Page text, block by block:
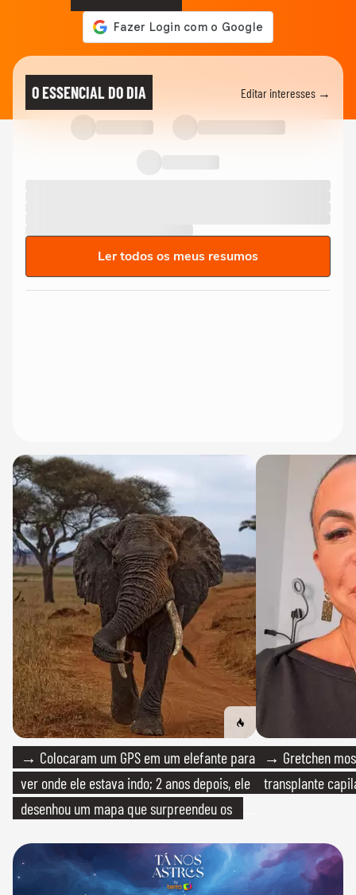
O ESSENCIAL DO DIA Editar interesses →
Ler todos os meus resumos
→ Colocaram um GPS em um elefante para
ver onde ele estava indo; 2 anos depois, ele
desenhou um mapa que surpreendeu os
→ Gretchen
transplante